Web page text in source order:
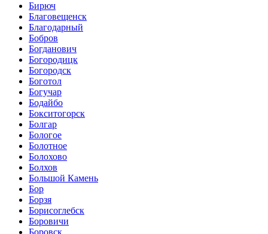
Бирюч
Благовещенск
Благодарный
Бобров
Богданович
Богородицк
Богородск
Боготол
Богучар
Бодайбо
Бокситогорск
Болгар
Бологое
Болотное
Болохово
Болхов
Большой Камень
Бор
Борзя
Борисоглебск
Боровичи